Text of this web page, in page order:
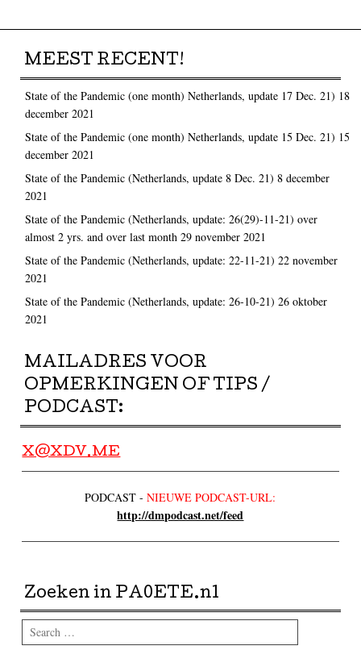
MEEST RECENT!
State of the Pandemic (one month) Netherlands, update 17 Dec. 21) 18
december 2021
State of the Pandemic (one month) Netherlands, update 15 Dec. 21) 15
december 2021
State of the Pandemic (Netherlands, update 8 Dec. 21) 8 december
2021
State of the Pandemic (Netherlands, update: 26(29)-11-21) over
almost 2 yrs. and over last month 29 november 2021
State of the Pandemic (Netherlands, update: 22-11-21) 22 november
2021
State of the Pandemic (Netherlands, update: 26-10-21) 26 oktober
2021
MAILADRES VOOR
OPMERKINGEN OF TIPS /
PODCAST:
X@XDV.ME
PODCAST -NIEUWE PODCAST-URL:
http://dmpodcast.net/feed
Zoeken in PA0ETE.nl
Search